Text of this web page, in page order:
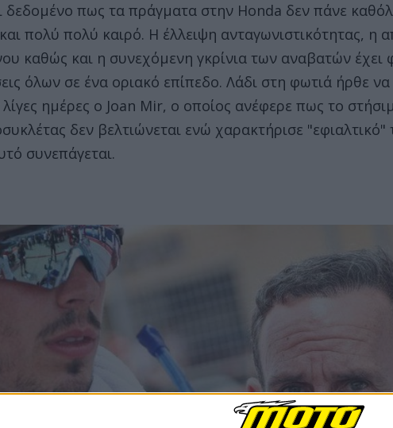
δεδομένο πως τα πράγματα στην Honda δεν πάνε
πολύ πολύ καιρό. Η έλλειψη ανταγωνιστικότητας, η
καθώς και η συνεχόμενη γκρίνια των αναβατών έχει
όλων σε ένα οριακό επίπεδο. Λάδι στη φωτιά ήρθε να
λίγες ημέρες ο Joan Mir, ο οποίος ανέφερε πως το
δεν βελτιώνεται ενώ χαρακτήρισε "εφιαλτικό"
συνεπάγεται.